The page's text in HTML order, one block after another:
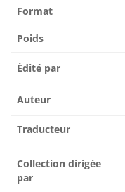
Format
Poids
Édité par
Auteur
Traducteur
Collection dirigée
par